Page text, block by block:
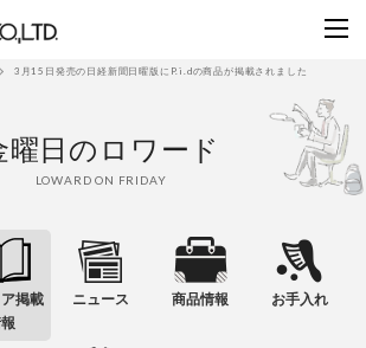
3月15日発売の日経新聞日曜版にP.i.dの商品が掲載されました
曜日のロワード
LOWARD ON FRIDAY
掲載
ニュース 商品情報 お手入れ